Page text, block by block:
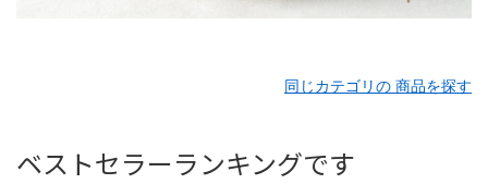
同じカテゴリの 商品を探す
ベストセラーランキングです